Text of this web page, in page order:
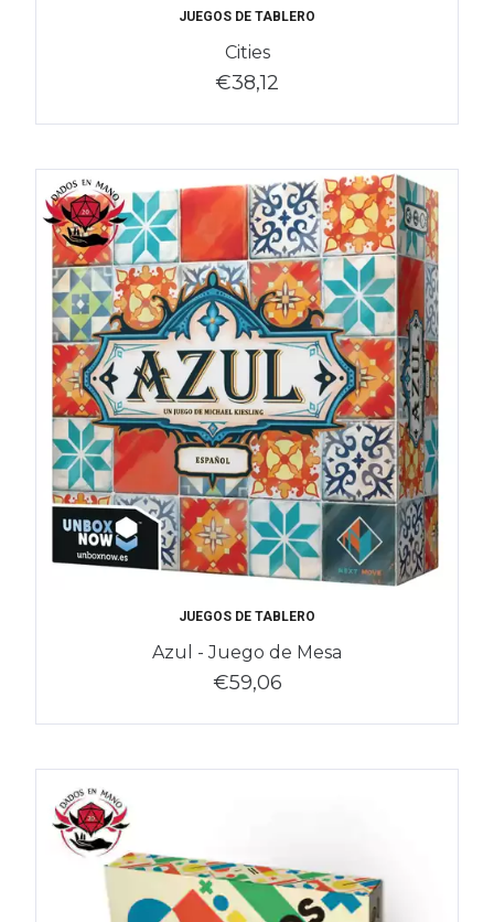
JUEGOS DE TABLERO
Cities
€38,12
JUEGOS DE TABLERO
Azul - Juego de Mesa
€59,06